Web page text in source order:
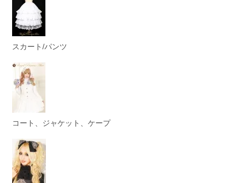
スカート/パンツ
コート、ジャケット、ケープ